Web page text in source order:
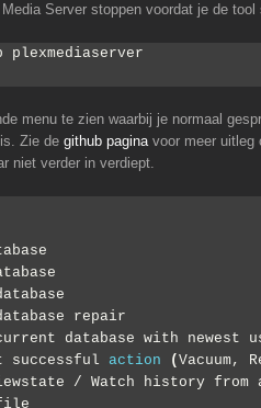
Server stoppen voordat je de tool
plexmediaserver
menu te zien waarbij je normaal
Zie de github paginavoor meer uitleg
niet verder in verdiept.
repair
database with newest
successful action ( Vacuum,
/ Watch history from